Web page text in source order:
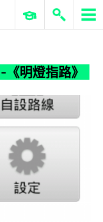
《明燈指路》
ERP 與商業 AI
明燈指路》